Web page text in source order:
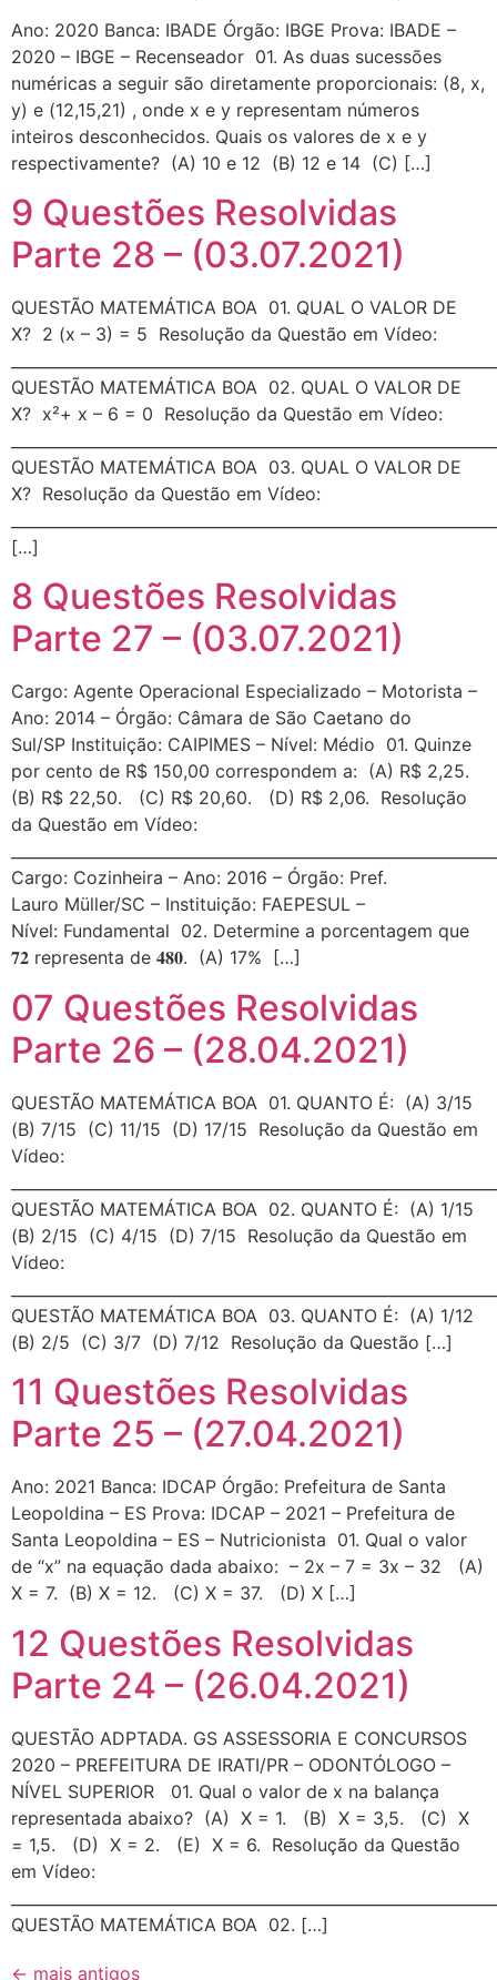
Ano: 2020 Banca: IBADE Órgão: IBGE Prova: IBADE –
2020 – IBGE – Recenseador 01. As duas sucessões
numéricas a seguir são diretamente proporcionais: (8, x,
y) e (12,15,21) , onde x e y representam números
inteiros desconhecidos. Quais os valores de x e y
respectivamente? (A) 10 e 12 (B) 12 e 14 (C) […]
9 Questões Resolvidas
Parte 28 – (03.07.2021)
QUESTÃO MATEMÁTICA BOA 01. QUAL O VALOR DE
X? 2 (x – 3) = 5 Resolução da Questão em Vídeo:
QUESTÃO MATEMÁTICA BOA 02. QUAL O VALOR DE
X? x²+ x – 6 = 0 Resolução da Questão em Vídeo:
QUESTÃO MATEMÁTICA BOA 03. QUAL O VALOR DE
X? Resolução da Questão em Vídeo:
[…]
8 Questões Resolvidas
Parte 27 – (03.07.2021)
Cargo: Agente Operacional Especializado – Motorista –
Ano: 2014 – Órgão: Câmara de São Caetano do
Sul/SP Instituição: CAIPIMES – Nível: Médio 01. Quinze
por cento de R$ 150,00 correspondem a: (A) R$ 2,25.
(B) R$ 22,50. (C) R$ 20,60. (D) R$ 2,06. Resolução
da Questão em Vídeo:
Cargo: Cozinheira – Ano: 2016 – Órgão: Pref.
Lauro Müller/SC – Instituição: FAEPESUL –
Nível: Fundamental 02. Determine a porcentagem que
𝟕𝟐 representa de 𝟒𝟖𝟎. (A) 17% […]
07 Questões Resolvidas
Parte 26 – (28.04.2021)
QUESTÃO MATEMÁTICA BOA 01. QUANTO É: (A) 3/15
(B) 7/15 (C) 11/15 (D) 17/15 Resolução da Questão em
Vídeo:
QUESTÃO MATEMÁTICA BOA 02. QUANTO É: (A) 1/15
(B) 2/15 (C) 4/15 (D) 7/15 Resolução da Questão em
Vídeo:
QUESTÃO MATEMÁTICA BOA 03. QUANTO É: (A) 1/12
(B) 2/5 (C) 3/7 (D) 7/12 Resolução da Questão […]
11 Questões Resolvidas
Parte 25 – (27.04.2021)
Ano: 2021 Banca: IDCAP Órgão: Prefeitura de Santa
Leopoldina – ES Prova: IDCAP – 2021 – Prefeitura de
Santa Leopoldina – ES – Nutricionista 01. Qual o valor
de “x” na equação dada abaixo: – 2x – 7 = 3x – 32 (A)
X = 7. (B) X = 12. (C) X = 37. (D) X […]
12 Questões Resolvidas
Parte 24 – (26.04.2021)
QUESTÃO ADPTADA. GS ASSESSORIA E CONCURSOS
2020 – PREFEITURA DE IRATI/PR – ODONTÓLOGO –
NÍVEL SUPERIOR 01. Qual o valor de x na balança
representada abaixo? (A) X = 1. (B) X = 3,5. (C) X
= 1,5. (D) X = 2. (E) X = 6. Resolução da Questão
em Vídeo:
QUESTÃO MATEMÁTICA BOA 02. […]
← mais antigos